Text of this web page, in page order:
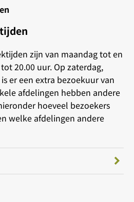
zijn van maandag tot en
20.00 uur. Op zaterdag,
er een extra bezoekuur van
afdelingen hebben andere
hoeveel bezoekers
welke afdelingen andere